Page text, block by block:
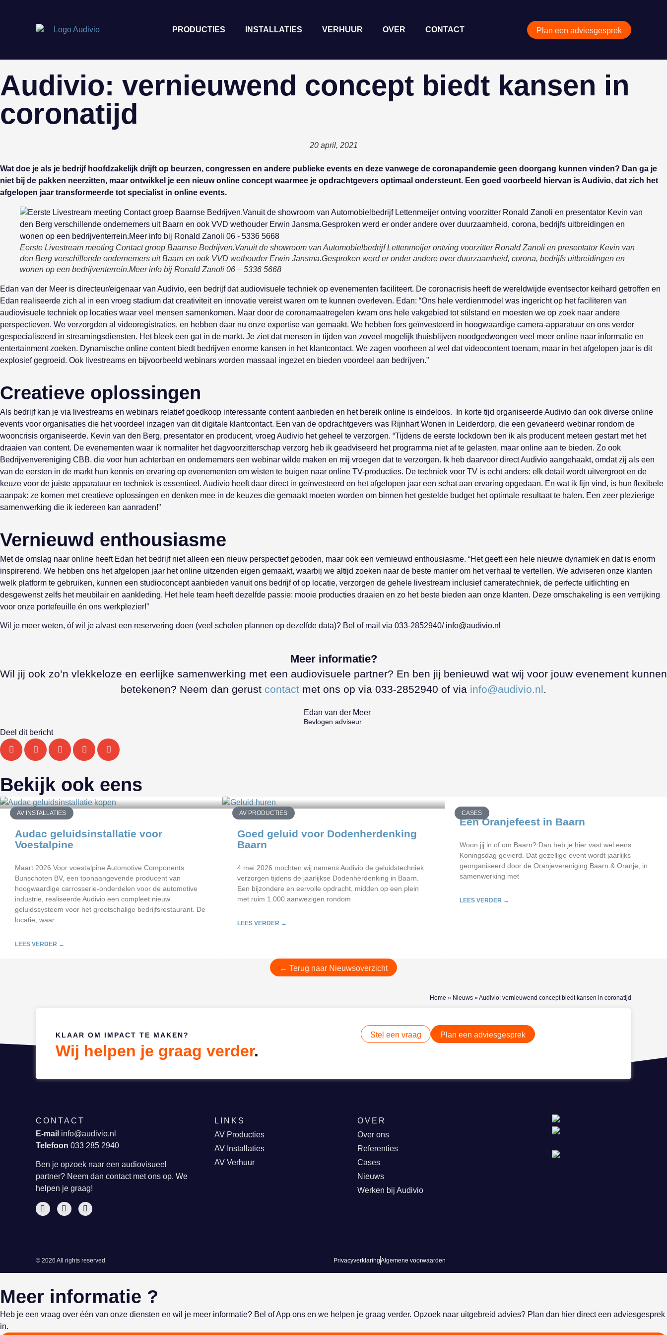
PRODUCTIES INSTALLATIES VERHUUR OVER CONTACT Plan een adviesgesprek
Audivio: vernieuwend concept biedt kansen in
coronatijd
20 april, 2021
Wat doe je als je bedrijf hoofdzakelijk drijft op beurzen, congressen en andere publieke events en deze vanwege de coronapandemie geen doorgang kunnen vinden? Dan ga je
niet bij de pakken neerzitten, maar ontwikkel je een nieuw online concept waarmee je opdrachtgevers optimaal ondersteunt. Een goed voorbeeld hiervan is Audivio, dat zich het
afgelopen jaar transformeerde tot specialist in online events.
Eerste Livestream meeting Contact groep Baarnse Bedrijven.Vanuit de showroom van Automobielbedrijf Lettenmeijer ontving voorzitter Ronald Zanoli en presentator Kevin van
den Berg verschillende ondernemers uit Baarn en ook VVD wethouder Erwin Jansma.Gesproken werd er onder andere over duurzaamheid, corona, bedrijfs uitbreidingen en
wonen op een bedrijventerrein.Meer info bij Ronald Zanoli 06 – 5336 5668
Edan van der Meer is directeur/eigenaar van Audivio, een bedrijf dat audiovisuele techniek op evenementen faciliteert. De coronacrisis heeft de wereldwijde eventsector keihard getroffen en
Edan realiseerde zich al in een vroeg stadium dat creativiteit en innovatie vereist waren om te kunnen overleven. Edan: “Ons hele verdienmodel was ingericht op het faciliteren van
audiovisuele techniek op locaties waar veel mensen samenkomen. Maar door de coronamaatregelen kwam ons hele vakgebied tot stilstand en moesten we op zoek naar andere
perspectieven. We verzorgden al videoregistraties, en hebben daar nu onze expertise van gemaakt. We hebben fors geïnvesteerd in hoogwaardige camera-apparatuur en ons verder
gespecialiseerd in streamingsdiensten. Het bleek een gat in de markt. Je ziet dat mensen in tijden van zoveel mogelijk thuisblijven noodgedwongen veel meer online naar informatie en
entertainment zoeken. Dynamische online content biedt bedrijven enorme kansen in het klantcontact. We zagen voorheen al wel dat videocontent toenam, maar in het afgelopen jaar is dit
explosief gegroeid. Ook livestreams en bijvoorbeeld webinars worden massaal ingezet en bieden voordeel aan bedrijven.”
Creatieve oplossingen
Als bedrijf kan je via livestreams en webinars relatief goedkoop interessante content aanbieden en het bereik online is eindeloos. In korte tijd organiseerde Audivio dan ook diverse online
events voor organisaties die het voordeel inzagen van dit digitale klantcontact. Een van de opdrachtgevers was Rijnhart Wonen in Leiderdorp, die een gevarieerd webinar rondom de
wooncrisis organiseerde. Kevin van den Berg, presentator en producent, vroeg Audivio het geheel te verzorgen. “Tijdens de eerste lockdown ben ik als producent meteen gestart met het
draaien van content. De evenementen waar ik normaliter het dagvoorzitterschap verzorg heb ik geadviseerd het programma niet af te gelasten, maar online aan te bieden. Zo ook
Bedrijvenvereniging CBB, die voor hun achterban en ondernemers een webinar wilde maken en mij vroegen dat te verzorgen. Ik heb daarvoor direct Audivio aangehaakt, omdat zij als een
van de eersten in de markt hun kennis en ervaring op evenementen om wisten te buigen naar online TV-producties. De techniek voor TV is echt anders: elk detail wordt uitvergroot en de
keuze voor de juiste apparatuur en techniek is essentieel. Audivio heeft daar direct in geïnvesteerd en het afgelopen jaar een schat aan ervaring opgedaan. En wat ik fijn vind, is hun flexibele
aanpak: ze komen met creatieve oplossingen en denken mee in de keuzes die gemaakt moeten worden om binnen het gestelde budget het optimale resultaat te halen. Een zeer plezierige
samenwerking die ik iedereen kan aanraden!”
Vernieuwd enthousiasme
Met de omslag naar online heeft Edan het bedrijf niet alleen een nieuw perspectief geboden, maar ook een vernieuwd enthousiasme. “Het geeft een hele nieuwe dynamiek en dat is enorm
inspirerend. We hebben ons het afgelopen jaar het online uitzenden eigen gemaakt, waarbij we altijd zoeken naar de beste manier om het verhaal te vertellen. We adviseren onze klanten
welk platform te gebruiken, kunnen een studioconcept aanbieden vanuit ons bedrijf of op locatie, verzorgen de gehele livestream inclusief cameratechniek, de perfecte uitlichting en
desgewenst zelfs het meubilair en aankleding. Het hele team heeft dezelfde passie: mooie producties draaien en zo het beste bieden aan onze klanten. Deze omschakeling is een verrijking
voor onze portefeuille én ons werkplezier!”
Wil je meer weten, óf wil je alvast een reservering doen (veel scholen plannen op dezelfde data)? Bel of mail via 033-2852940/ info@audivio.nl
Meer informatie?
Wil jij ook zo’n vlekkeloze en eerlijke samenwerking met een audiovisuele partner? En ben jij benieuwd wat wij voor jouw evenement kunnen
betekenen? Neem dan gerust contact met ons op via 033-2852940 of via info@audivio.nl.
Edan van der Meer
Bevlogen adviseur
Deel dit bericht
Bekijk ook eens
AV INSTALLATIES
Audac geluidsinstallatie voor
Voestalpine
Maart 2026 Voor voestalpine Automotive Components
Bunschoten BV, een toonaangevende producent van
hoogwaardige carrosserie-onderdelen voor de automotive
industrie, realiseerde Audivio een compleet nieuw
geluidssysteem voor het grootschalige bedrijfsrestaurant. De
locatie, waar
LEES VERDER →
AV PRODUCTIES
Goed geluid voor Dodenherdenking
Baarn
4 mei 2026 mochten wij namens Audivio de geluidstechniek
verzorgen tijdens de jaarlijkse Dodenherdenking in Baarn.
Een bijzondere en eervolle opdracht, midden op een plein
met ruim 1.000 aanwezigen rondom
LEES VERDER →
CASES
Een Oranjefeest in Baarn
Woon jij in of om Baarn? Dan heb je hier vast wel eens
Koningsdag gevierd. Dat gezellige event wordt jaarlijks
georganiseerd door de Oranjevereniging Baarn & Oranje, in
samenwerking met
LEES VERDER →
← Terug naar Nieuwsoverzicht
Home » Nieuws »Audivio: vernieuwend concept biedt kansen in coronatijd
KLAAR OM IMPACT TE MAKEN?
Wij helpen je graag verder.
Stel een vraag Plan een adviesgesprek
CONTACT
E-mail info@audivio.nl
Telefoon 033 285 2940
Ben je opzoek naar een audiovisueel
partner? Neem dan contact met ons op. We
helpen je graag!
LINKS
AV Producties
AV Installaties
AV Verhuur
OVER
Over ons
Referenties
Cases
Nieuws
Werken bij Audivio
© 2026 All rights reserved PrivacyverklaringAlgemene voorwaarden
Meer informatie ?
Heb je een vraag over één van onze diensten en wil je meer informatie? Bel of App ons en we helpen je graag verder. Opzoek naar uitgebreid advies? Plan dan hier direct een adviesgesprek
in.